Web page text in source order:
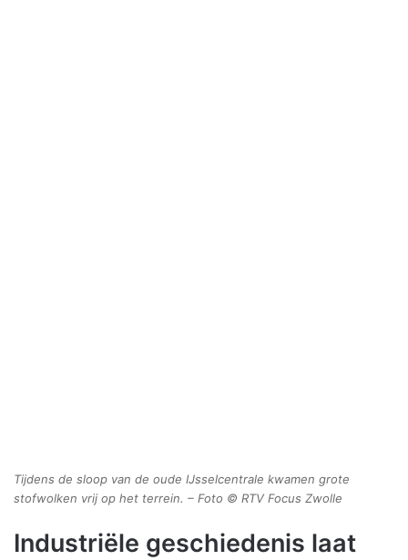
Tijdens de sloop van de oude IJsselcentrale kwamen grote
stofwolken vrij op het terrein. – Foto © RTV Focus Zwolle
Industriële geschiedenis laat